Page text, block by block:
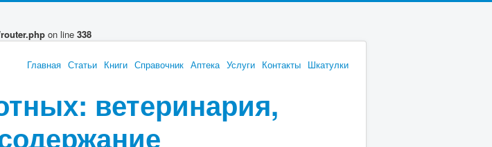
on line 338
Главная Статьи Книги Справочник Аптека Услуги Контакты Шкатулки
ветеринария,